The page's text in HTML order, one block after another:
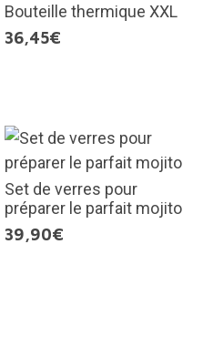
Bouteille thermique XXL
36,45€
Set de verres pour
préparer le parfait mojito
39,90€